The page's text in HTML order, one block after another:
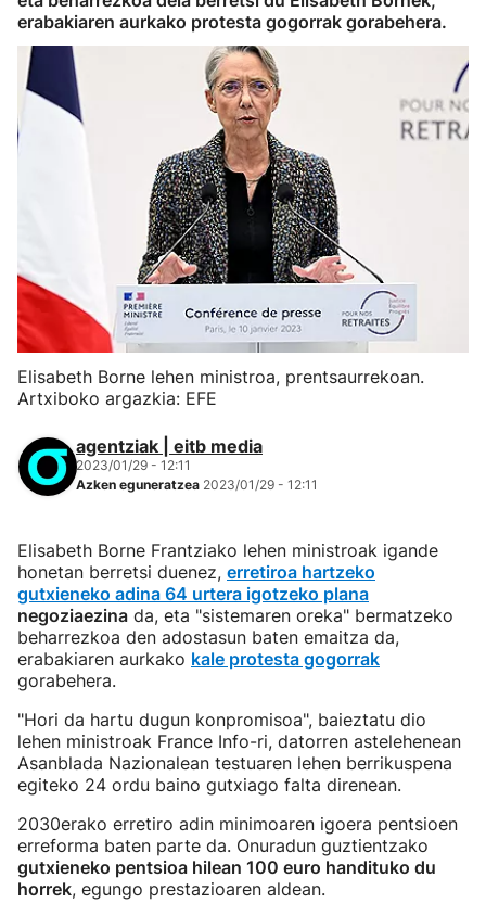
erabakiaren aurkako protesta gogorrak gorabehera.
Elisabeth Borne lehen ministroa, prentsaurrekoan.
Artxiboko argazkia: EFE
agentziak | eitb media
2023/01/29 - 12:11
Azken eguneratzea 2023/01/29 - 12:11
Elisabeth Borne Frantziako lehen ministroak igande
honetan berretsi duenez, erretiroa hartzeko
gutxieneko adina 64 urtera igotzeko plana
negoziaezina da, eta "sistemaren oreka" bermatzeko
beharrezkoa den adostasun baten emaitza da,
erabakiaren aurkako kale protesta gogorrak
gorabehera.
"Hori da hartu dugun konpromisoa", baieztatu dio
lehen ministroak France Info-ri, datorren astelehenean
Asanblada Nazionalean testuaren lehen berrikuspena
egiteko 24 ordu baino gutxiago falta direnean.
2030erako erretiro adin minimoaren igoera pentsioen
erreforma baten parte da. Onuradun guztientzako
gutxieneko pentsioa hilean 100 euro handituko du
horrek, egungo prestazioaren aldean.